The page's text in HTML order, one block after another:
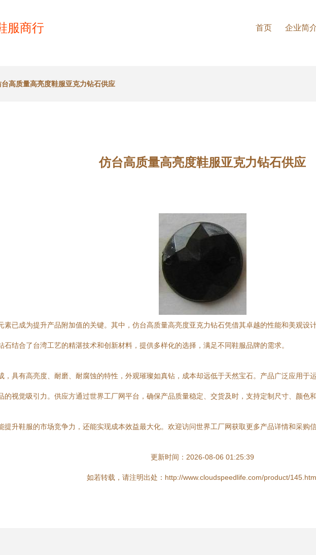
服商行 首页 企业简
台高质量高亮度鞋服亚克力钻石供应
仿台高质量高亮度鞋服亚克力钻石供应
素已成为提升产品附加值的关键。其中，仿台高质量高亮度亚克力钻石凭借其卓越的性能和美观设
结合了台湾工艺的精湛技术和创新材料，提供多样化的选择，满足不同鞋服品牌的需求。
，具有高亮度、耐磨、耐腐蚀的特性，外观璀璨如真钻，成本却远低于天然宝石。产品广泛应用于
的视觉吸引力。供应方通过世界工厂网平台，确保产品质量稳定、交货及时，支持定制尺寸、颜色
提升鞋服的市场竞争力，还能实现成本效益最大化。欢迎访问世界工厂网获取更多产品详情和采购
更新时间：2026-08-06 01:25:39
如若转载，请注明出处：http://www.cloudspeedlife.com/product/